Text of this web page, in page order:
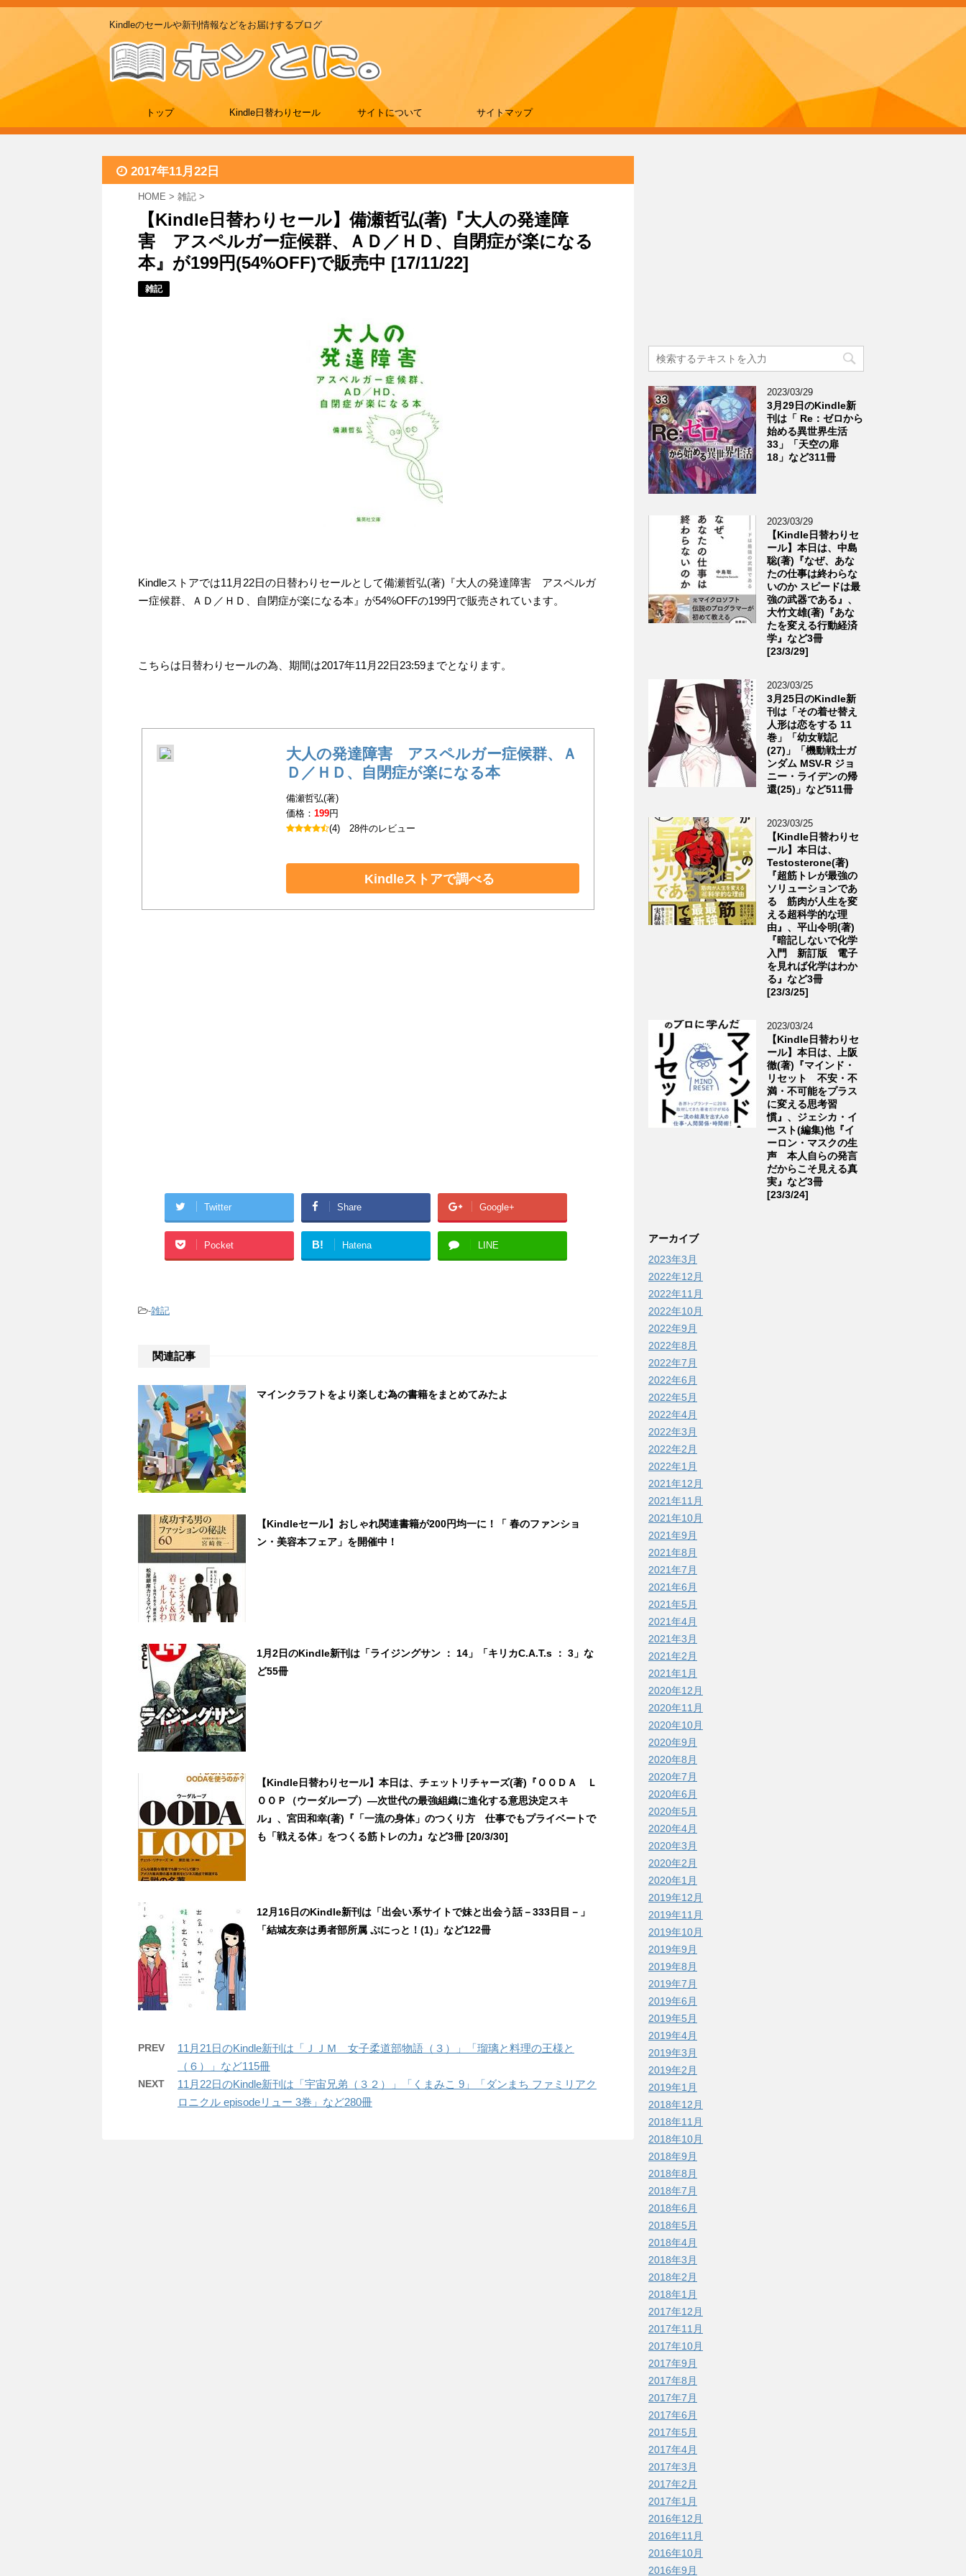
Kindleのセールや新刊情報などをお届けするブログ
トップ Kindle日替わりセール サイトについて サイトマップ
2017年11月22日
HOME > 雑記 >
【Kindle日替わりセール】備瀬哲弘(著)『大人の発達障
害 アスペルガー症候群、ＡＤ／ＨＤ、自閉症が楽になる
本』が199円(54%OFF)で販売中 [17/11/22]
雑記
Kindleストアでは11月22日の日替わりセールとして備瀬哲弘(著)『大人の発達障害 アスペルガ
ー症候群、ＡＤ／ＨＤ、自閉症が楽になる本』が54%OFFの199円で販売されています。
こちらは日替わりセールの為、期間は2017年11月22日23:59までとなります。
大人の発達障害 アスペルガー症候群、Ａ
Ｄ／ＨＤ、自閉症が楽になる本
備瀬哲弘(著)
価格：199円
(4) 28件のレビュー
Kindleストアで調べる
Twitter Share Google+
Pocket B! Hatena LINE
-雑記
関連記事
マインクラフトをより楽しむ為の書籍をまとめてみたよ
【Kindleセール】おしゃれ関連書籍が200円均一に！「 春のファンショ
ン・美容本フェア」を開催中！
1月2日のKindle新刊は「ライジングサン ： 14」「キリカC.A.T.s ： 3」な
ど55冊
【Kindle日替わりセール】本日は、チェットリチャーズ(著)『ＯＯＤＡ Ｌ
ＯＯＰ（ウーダループ）―次世代の最強組織に進化する意思決定スキ
ル』、宮田和幸(著)『「一流の身体」のつくり方 仕事でもプライベートで
も「戦える体」をつくる筋トレの力』など3冊 [20/3/30]
12月16日のKindle新刊は「出会い系サイトで妹と出会う話－333日目－」
「結城友奈は勇者部所属 ぷにっと！(1)」など122冊
PREV
11月21日のKindle新刊は「ＪＪＭ 女子柔道部物語（３）」「瑠璃と料理の王様と
（６）」など115冊
NEXT
11月22日のKindle新刊は「宇宙兄弟（３２）」「くまみこ 9」「ダンまち ファミリアク
ロニクル episodeリュー 3巻」など280冊
2023/03/29
3月29日のKindle新
刊は「 Re：ゼロから
始める異世界生活
33」「天空の扉
18」など311冊
2023/03/29
【Kindle日替わりセ
ール】本日は、中島
聡(著)『なぜ、あな
たの仕事は終わらな
いのか スピードは最
強の武器である』、
大竹文雄(著)『あな
たを変える行動経済
学』など3冊
[23/3/29]
2023/03/25
3月25日のKindle新
刊は「その着せ替え
人形は恋をする 11
巻」「幼女戦記
(27)」「機動戦士ガ
ンダム MSV-R ジョ
ニー・ライデンの帰
還(25)」など511冊
2023/03/25
【Kindle日替わりセ
ール】本日は、
Testosterone(著)
『超筋トレが最強の
ソリューションであ
る 筋肉が人生を変
える超科学的な理
由』、平山令明(著)
『暗記しないで化学
入門 新訂版 電子
を見れば化学はわか
る』など3冊
[23/3/25]
2023/03/24
【Kindle日替わりセ
ール】本日は、上阪
徹(著)『マインド・
リセット 不安・不
満・不可能をプラス
に変える思考習
慣』、ジェシカ・イ
ースト(編集)他『イ
ーロン・マスクの生
声 本人自らの発言
だからこそ見える真
実』など3冊
[23/3/24]
アーカイブ
2023年3月
2022年12月
2022年11月
2022年10月
2022年9月
2022年8月
2022年7月
2022年6月
2022年5月
2022年4月
2022年3月
2022年2月
2022年1月
2021年12月
2021年11月
2021年10月
2021年9月
2021年8月
2021年7月
2021年6月
2021年5月
2021年4月
2021年3月
2021年2月
2021年1月
2020年12月
2020年11月
2020年10月
2020年9月
2020年8月
2020年7月
2020年6月
2020年5月
2020年4月
2020年3月
2020年2月
2020年1月
2019年12月
2019年11月
2019年10月
2019年9月
2019年8月
2019年7月
2019年6月
2019年5月
2019年4月
2019年3月
2019年2月
2019年1月
2018年12月
2018年11月
2018年10月
2018年9月
2018年8月
2018年7月
2018年6月
2018年5月
2018年4月
2018年3月
2018年2月
2018年1月
2017年12月
2017年11月
2017年10月
2017年9月
2017年8月
2017年7月
2017年6月
2017年5月
2017年4月
2017年3月
2017年2月
2017年1月
2016年12月
2016年11月
2016年10月
2016年9月